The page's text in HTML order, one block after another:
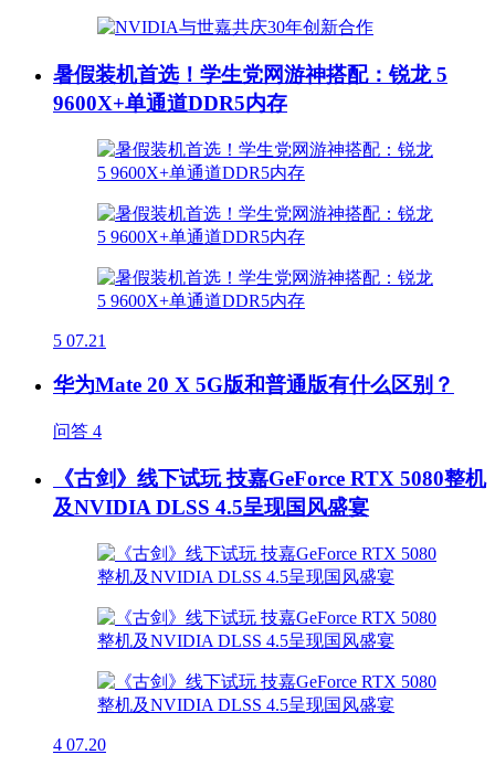
暑假装机首选！学生党网游神搭配：锐龙 5
9600X+单通道DDR5内存
5 07.21
华为Mate 20 X 5G版和普通版有什么区别？
问答 4
《古剑》线下试玩 技嘉GeForce RTX 5080整机
及NVIDIA DLSS 4.5呈现国风盛宴
4 07.20